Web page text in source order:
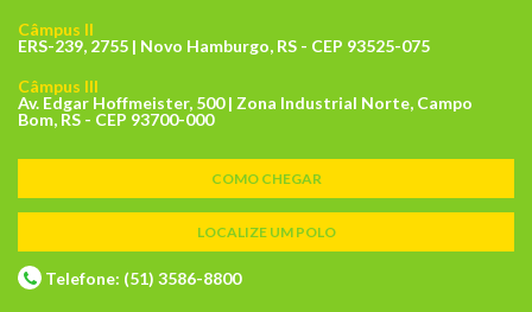
Câmpus II
ERS-239, 2755 | Novo Hamburgo, RS - CEP 93525-075
Câmpus III
Av. Edgar Hoffmeister, 500 | Zona Industrial Norte, Campo
Bom, RS - CEP 93700-000
COMO CHEGAR
LOCALIZE UM POLO
Telefone: (51) 3586-8800